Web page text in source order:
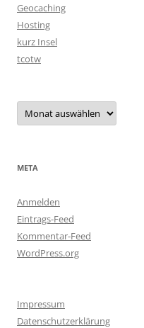
Geocaching
Hosting
kurz Insel
tcotw
Archiv
META
Anmelden
Eintrags-Feed
Kommentar-Feed
WordPress.org
Impressum
Datenschutzerklärung